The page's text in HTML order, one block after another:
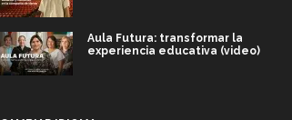
Aula Futura: transformar la
experiencia educativa (video)